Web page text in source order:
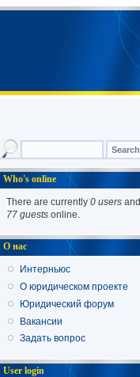
Who's online
There are currently 0 users and
77 guests online.
О нас
Интерньюс
О юридическом проекте
Юридический форум
Вакансии
Задать вопрос
User login